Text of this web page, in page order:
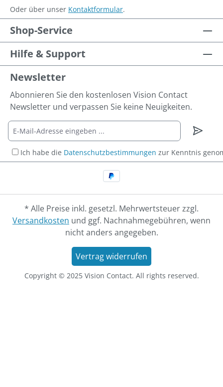
Oder über unser Kontaktformular.
Shop-Service
Hilfe & Support
Newsletter
Abonnieren Sie den kostenlosen Vision Contact
Newsletter und verpassen Sie keine Neuigkeiten.
Ich habe die Datenschutzbestimmungen zur Kenntnis
* Alle Preise inkl. gesetzl. Mehrwertsteuer zzgl.
Versandkosten und ggf. Nachnahmegebühren, wenn
nicht anders angegeben.
Vertrag widerrufen
Copyright © 2025 Vision Contact. All rights reserved.